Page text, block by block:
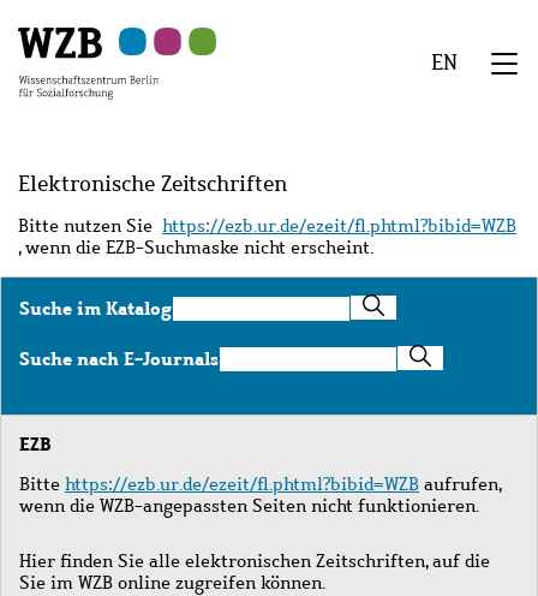
Hauptinhalt
springen
Navigation
springen
Suche
springen
Sekundärnavigation
springen
Fußzeile
springen
EN
Elektronische Zeitschriften
Bitte nutzen Sie https://ezb.ur.de/ezeit/fl.phtml?bibid=WZB
, wenn die EZB-Suchmaske nicht erscheint.
Suche im KatalogSuche
im
Katalog
Suche nach E-JournalsSuche
nach
Journals
EZB
Bitte https://ezb.ur.de/ezeit/fl.phtml?bibid=WZB aufrufen,
wenn die WZB-angepassten Seiten nicht funktionieren.
Hier finden Sie alle elektronischen Zeitschriften, auf die
Sie im WZB online zugreifen können.